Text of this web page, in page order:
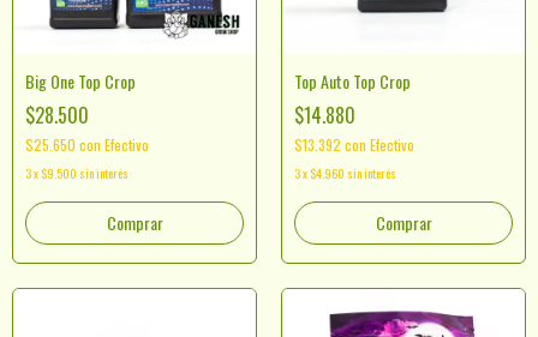
Big One Top Crop
$28.500
$25.650 con Efectivo
3x $9.500 sin interés
Comprar
Top Auto Top Crop
$14.880
$13.392 con Efectivo
3x $4.960 sin interés
Comprar